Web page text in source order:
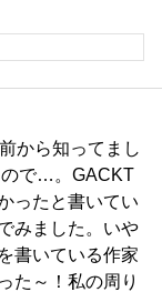
から知ってまし
ので…。GACKT
ったと書いてい
みました。いや
書いている作家
た～！私の周り